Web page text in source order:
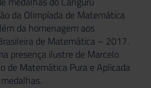
da Olimpíada de Matemática
da homenagem aos
de Matemática – 2017.
presença ilustre de Marcelo
de Matemática Pura e Aplicada